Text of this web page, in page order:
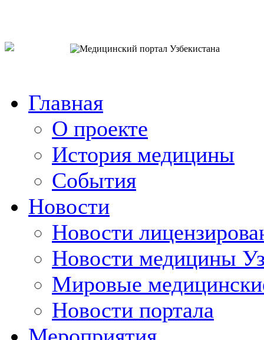
Главная
О проекте
История медицины
События
Новости
Новости
Новости медицины
Мировые
Новости портала